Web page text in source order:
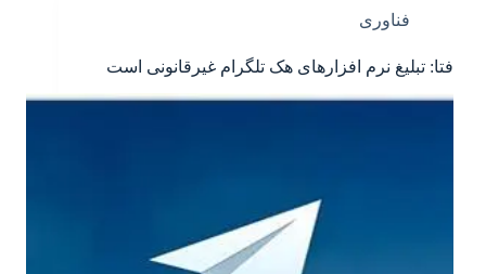
فناوری
فتا: تبلیغ نرم افزارهای هک تلگرام غیرقانونی است